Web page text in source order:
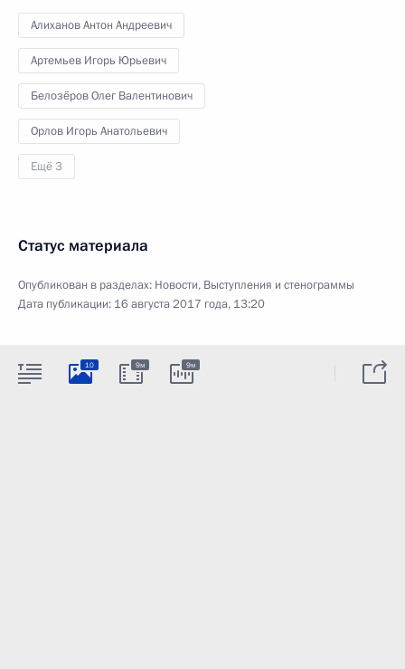
Алиханов Антон Андреевич
Артемьев Игорь Юрьевич
Белозёров Олег Валентинович
Орлов Игорь Анатольевич
Ещё 3
Статус материала
Опубликован в разделах: Новости, Выступления и стенограммы
Дата публикации: 16 августа 2017 года, 13:20
10 9м 9м